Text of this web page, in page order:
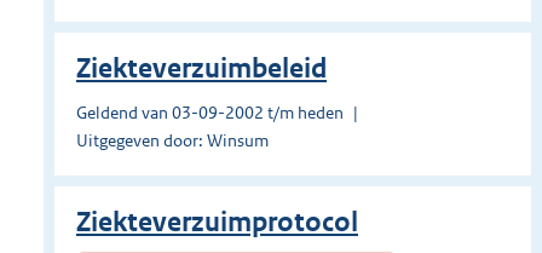
Ziekteverzuimbeleid
Geldend van 03-09-2002 t/m heden
Uitgegeven door: Winsum
Ziekteverzuimprotocol